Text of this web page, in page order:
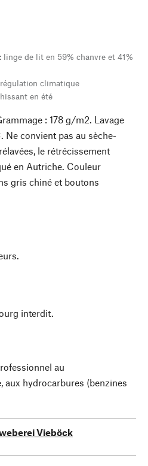
linge de lit en 59% chanvre et 41%
climatique
en été
: 178 g/m2. Lavage
Ne convient pas au sèche-
le rétrécissement
en Autriche. Couleur
gris chiné et boutons
interdit.
au
aux hydrocarbures (benzines
Vieböck